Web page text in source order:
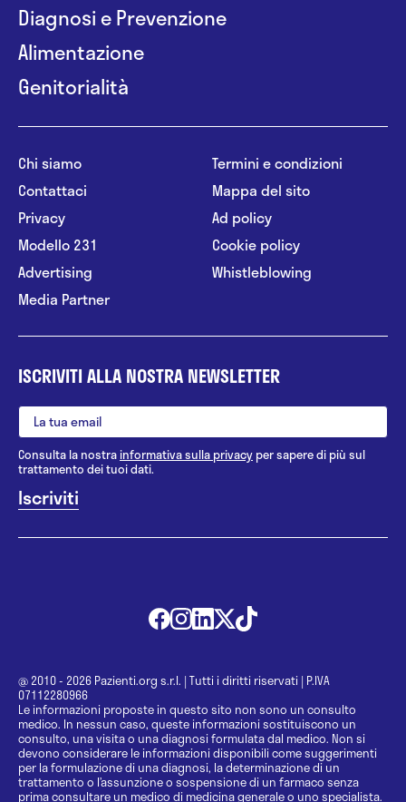
Diagnosi e Prevenzione
Alimentazione
Genitorialità
Chi siamo
Contattaci
Privacy
Modello 231
Advertising
Media Partner
Termini e condizioni
Mappa del sito
Ad policy
Cookie policy
Whistleblowing
ISCRIVITI ALLA NOSTRA NEWSLETTER
Consulta la nostrainformativa sulla privacy per sapere di più sul
trattamento dei tuoi dati.
@ 2010 - 2026 Pazienti.org s.r.l. | Tutti i diritti riservati | P.IVA
07112280966
Le informazioni proposte in questo sito non sono un consulto
medico. In nessun caso, queste informazioni sostituiscono un
consulto, una visita o una diagnosi formulata dal medico. Non si
devono considerare le informazioni disponibili come suggerimenti
per la formulazione di una diagnosi, la determinazione di un
trattamento o l’assunzione o sospensione di un farmaco senza
prima consultare un medico di medicina generale o uno specialista.